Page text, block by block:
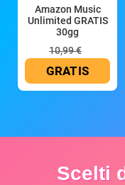
Amazon Music
Unlimited GRATIS
30gg
10,99 €
GRATIS
Scelti